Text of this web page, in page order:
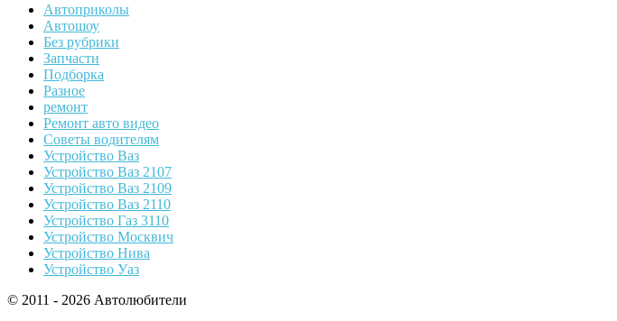
Автоприколы
Автошоу
Без рубрики
Запчасти
Подборка
Разное
ремонт
Ремонт авто видео
Советы водителям
Устройство Ваз
Устройство Ваз 2107
Устройство Ваз 2109
Устройство Ваз 2110
Устройство Газ 3110
Устройство Москвич
Устройство Нива
Устройство Уаз
© 2011 - 2026 Автолюбители